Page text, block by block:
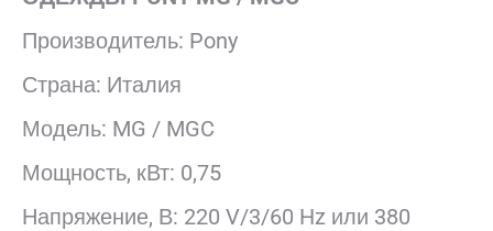
Производитель: Pony
Страна: Италия
Модель: MG / MGC
Мощность, кВт: 0,75
Напряжение, В: 220 V/3/60 Hz или 380